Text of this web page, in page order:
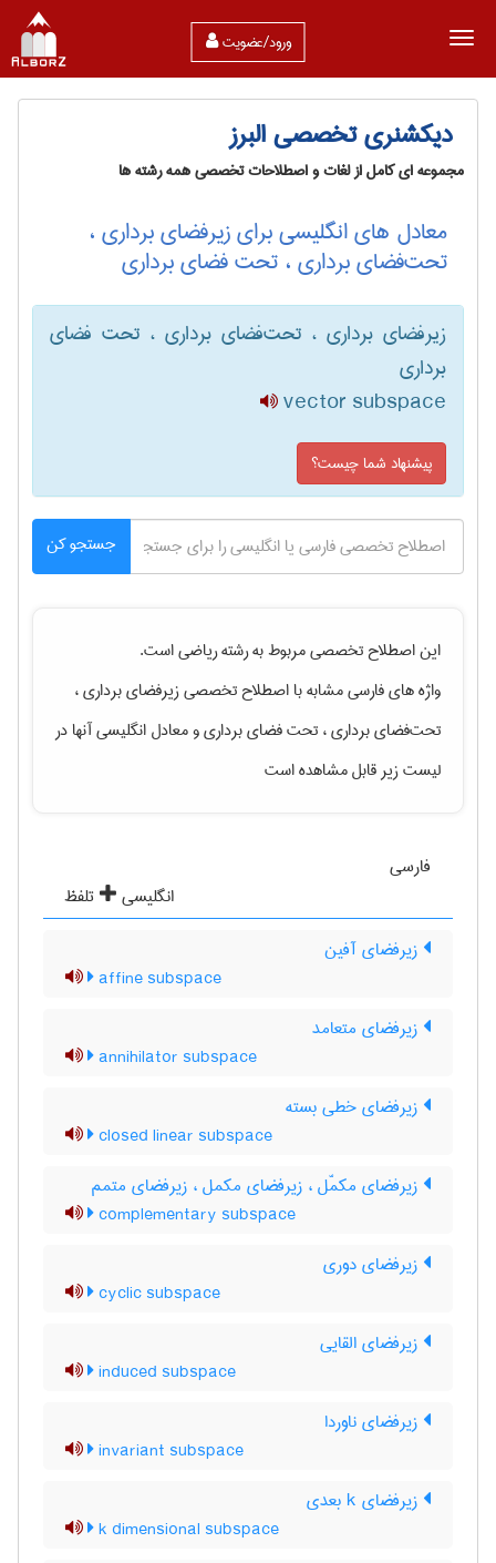
ورود/عضویت
دیکشنری تخصصی البرز
مجموعه ای کامل از لغات و اصطلاحات تخصصی همه رشته ها
معادل های انگلیسی برای زیرفضای برداری ،
تحت‌فضای برداری ، تحت فضای برداری
زیرفضای برداری ، تحت‌فضای برداری ، تحت فضای
برداری
vector subspace
پیشنهاد شما چیست؟
جستجو کن
این اصطلاح تخصصی مربوط به رشتهرياضیاست.
واژه های فارسی مشابه با اصطلاح تخصصیزیرفضای برداری ،
تحت‌فضای برداری ، تحت فضای برداریو معادل انگلیسی آنها در
لیست زیر قابل مشاهده است
فارسی
انگلیسی
تلفظ
زیرفضای آفین
affine subspace
زیرفضای متعامد
annihilator subspace
زیرفضای خطی بسته
closed linear subspace
زیرفضای مکمّل ، زیرفضای مکمل ، زیرفضای متمم
complementary subspace
زیرفضای دوری
cyclic subspace
زیرفضای القایی
induced subspace
زیرفضای ناوردا
invariant subspace
زیرفضای k بعدی
k dimensional subspace